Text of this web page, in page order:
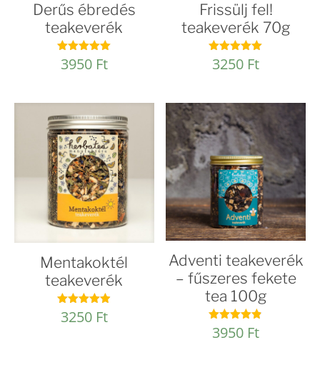
Derűs ébredés
teakeverék
Értékelés:
5.00
3950 Ft
Frissülj fel!
teakeverék 70g
Értékelés:
4.92
3250 Ft
Mentakoktél
teakeverék
Értékelés:
4.88
3250 Ft
Adventi teakeverék
– fűszeres fekete
tea 100g
Értékelés:
4.82
3950 Ft